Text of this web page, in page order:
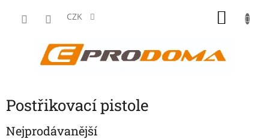
CZK
Postřikovací pistole
Nejprodávanější